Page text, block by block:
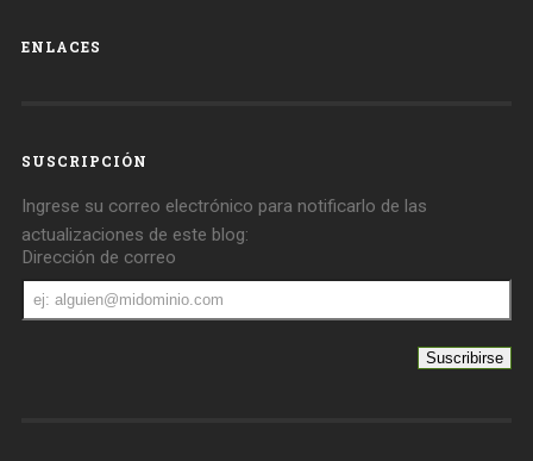
ENLACES
SUSCRIPCIÓN
Ingrese su correo electrónico para notificarlo de las
actualizaciones de este blog:
Dirección de correo
Dirección
de
correo